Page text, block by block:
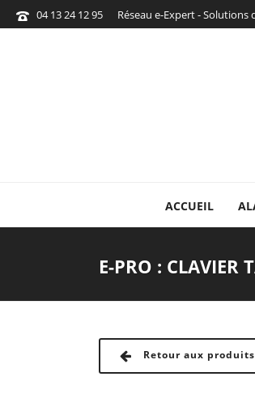
04 13 24 12 95 Réseau e-Expert -
ACCUEIL
E-PRO : CLAVIER
Retour aux